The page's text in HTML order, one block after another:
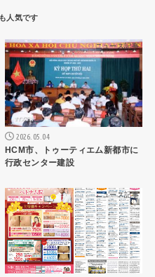
ニュース記事
2026.05.04
HCM市、トゥーティエム新都市に
行政センター建設
ニュース記事